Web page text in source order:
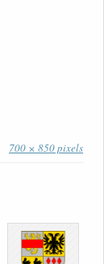
700 × 850 pixels